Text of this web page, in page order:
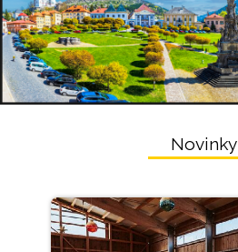
Novinky